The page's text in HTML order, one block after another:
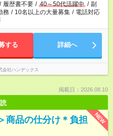
/ 履歴書不要 / 40～50代活躍中 / 副
務 / 10名以上の大量募集 / 電話対応
する 詳細へ
会社ハンデックス
掲載日：2026.08.10
NEW
商品の仕分け＊負担